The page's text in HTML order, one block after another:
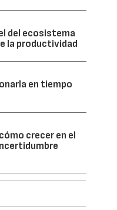
del ecosistema
la productividad
en tiempo
crecer en el